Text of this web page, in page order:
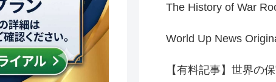
The History of War
World Up News
【有料記事】世界の